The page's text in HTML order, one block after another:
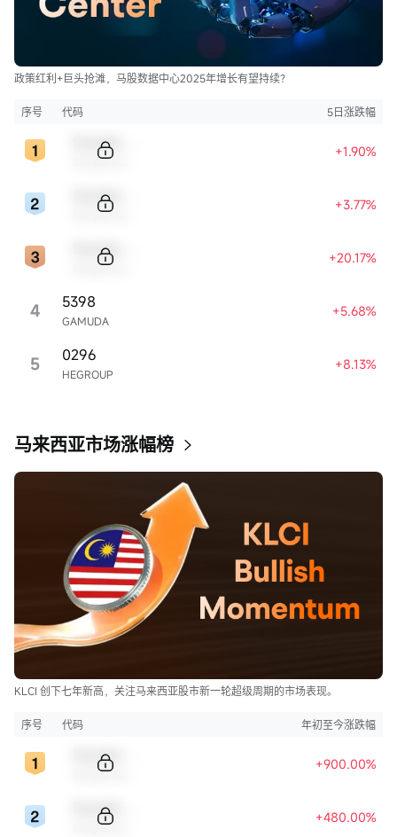
政策红利+巨头抢滩，马股数据中心2025年增长有望持续？
序号 代码 5日涨跌幅
+1.90%
+3.77%
+20.17%
4 GAMUDA
5398 +5.68%
5 HEGROUP
0296 +8.13%
马来西亚市场涨幅榜
KLCI 创下七年新高，关注马来西亚股市新一轮超级周期的市场表现。
序号 代码 年初至今涨跌幅
+900.00%
+480.00%